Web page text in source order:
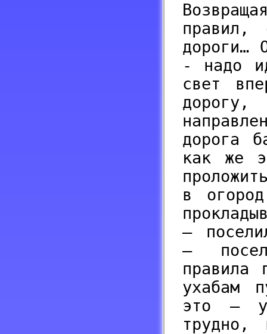
правил,
дороги…
- надо
свет
дорога
как же
в
–
–
правила
ухабам
это –